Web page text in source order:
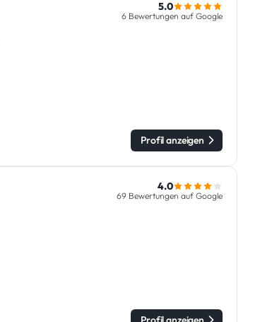
5.0
6 Bewertungen auf Google
Profil anzeigen
4.0
69 Bewertungen auf Google